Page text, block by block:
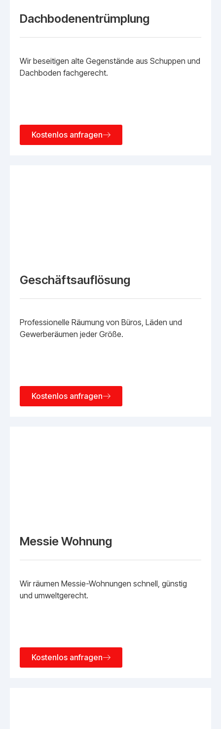
Dachbodenentrümplung
Wir beseitigen alte Gegenstände aus Schuppen und
Dachboden fachgerecht.
Kostenlos anfragen
Geschäftsauflösung
Professionelle Räumung von Büros, Läden und
Gewerberäumen jeder Größe.
Kostenlos anfragen
Messie Wohnung
Wir räumen Messie-Wohnungen schnell, günstig
und umweltgerecht.
Kostenlos anfragen